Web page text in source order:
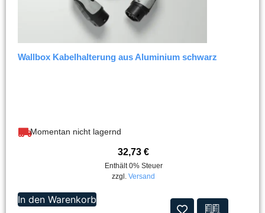
Wallbox Kabelhalterung aus Aluminium schwarz
Momentan nicht lagernd
32,73 €
Enthält 0% Steuer
zzgl. Versand
In den Warenkorb